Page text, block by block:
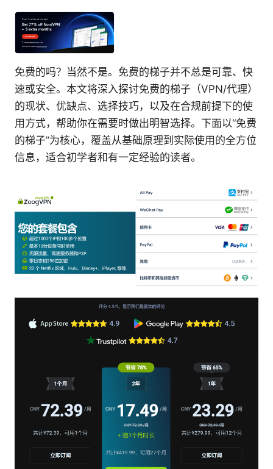
免费的吗？当然不是。免费的梯子并不总是可靠、快
速或安全。本文将深入探讨免费的梯子（VPN/代理）
的现状、优缺点、选择技巧，以及在合规前提下的使
用方式，帮助你在需要时做出明智选择。下面以“免费
的梯子”为核心，覆盖从基础原理到实际使用的全方位
信息，适合初学者和有一定经验的读者。